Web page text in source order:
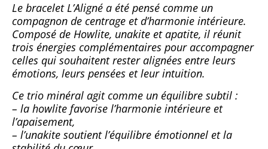
Le bracelet L’Aligné a été pensé comme un
compagnon de centrage et d’harmonie intérieure.
Composé de Howlite, unakite et apatite, il réunit
trois énergies complémentaires pour accompagner
celles qui souhaitent rester alignées entre leurs
émotions, leurs pensées et leur intuition.
Ce trio minéral agit comme un équilibre subtil :
– la howlite favorise l’harmonie intérieure et
l’apaisement,
– l’unakite soutient l’équilibre émotionnel et la